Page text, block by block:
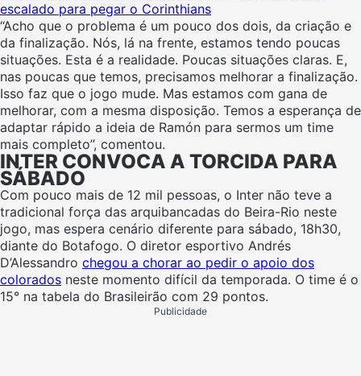
escalado para pegar o Corinthians
“Acho que o problema é um pouco dos dois, da criação e
da finalização. Nós, lá na frente, estamos tendo poucas
situações. Esta é a realidade. Poucas situações claras. E,
nas poucas que temos, precisamos melhorar a finalização.
Isso faz que o jogo mude. Mas estamos com gana de
melhorar, com a mesma disposição. Temos a esperança de
adaptar rápido a ideia de Ramón para sermos um time
mais completo”, comentou.
INTER CONVOCA A TORCIDA PARA
SÁBADO
Com pouco mais de 12 mil pessoas, o Inter não teve a
tradicional força das arquibancadas do Beira-Rio neste
jogo, mas espera cenário diferente para sábado, 18h30,
diante do Botafogo. O diretor esportivo Andrés
D’Alessandro chegou a chorar ao pedir o apoio dos
colorados neste momento difícil da temporada. O time é o
15° na tabela do Brasileirão com 29 pontos.
Publicidade